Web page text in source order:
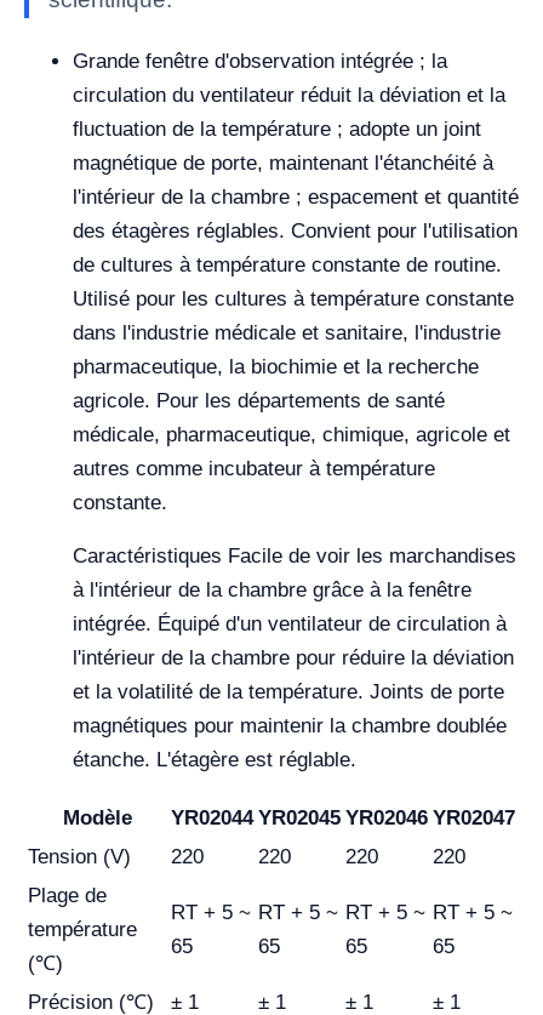
Grande fenêtre d'observation intégrée ; la
circulation du ventilateur réduit la déviation et la
fluctuation de la température ; adopte un joint
magnétique de porte, maintenant l'étanchéité à
l'intérieur de la chambre ; espacement et quantité
des étagères réglables. Convient pour l'utilisation
de cultures à température constante de routine.
Utilisé pour les cultures à température constante
dans l'industrie médicale et sanitaire, l'industrie
pharmaceutique, la biochimie et la recherche
agricole. Pour les départements de santé
médicale, pharmaceutique, chimique, agricole et
autres comme incubateur à température
constante.
Caractéristiques Facile de voir les marchandises
à l'intérieur de la chambre grâce à la fenêtre
intégrée. Équipé d'un ventilateur de circulation à
l'intérieur de la chambre pour réduire la déviation
et la volatilité de la température. Joints de porte
magnétiques pour maintenir la chambre doublée
étanche. L'étagère est réglable.
Modèle YR02044 YR02045 YR02046 YR02047
Tension (V)
220 220 220
220
Plage de
température
(℃)
RT + 5 ~
65
RT + 5 ~
65
RT + 5 ~
65
RT + 5 ~
65
Précision (℃) ± 1 ± 1 ± 1
± 1